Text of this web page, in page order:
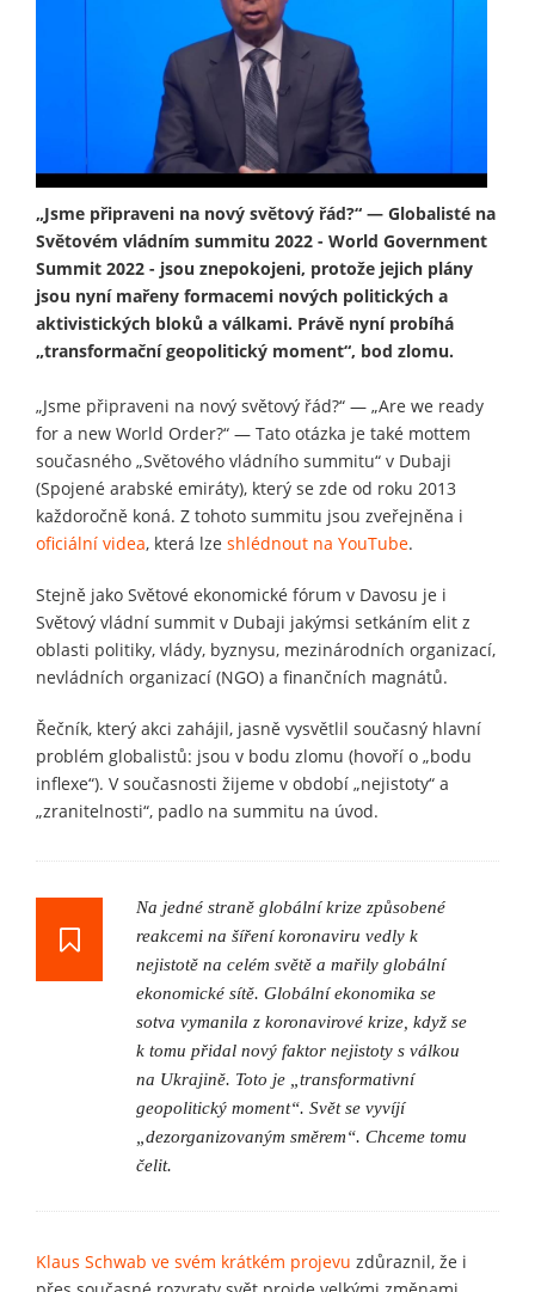
„Jsme připraveni na nový světový řád?“ — Globalisté na
Světovém vládním summitu 2022 - World Government
Summit 2022 - jsou znepokojeni, protože jejich plány
jsou nyní mařeny formacemi nových politických a
aktivistických bloků a válkami. Právě nyní probíhá
„transformační geopolitický moment“, bod zlomu.
„Jsme připraveni na nový světový řád?“ — ​​„Are we ready
for a new World Order?“ — ​​Tato otázka je také mottem
současného „Světového vládního summitu“ v Dubaji
(Spojené arabské emiráty), který se zde od roku 2013
každoročně koná. Z tohoto summitu jsou zveřejněna i
oficiální videa, která lze shlédnout na YouTube.
Stejně jako Světové ekonomické fórum v Davosu je i
Světový vládní summit v Dubaji jakýmsi setkáním elit z
oblasti politiky, vlády, byznysu, mezinárodních organizací,
nevládních organizací (NGO) a finančních magnátů.
Řečník, který akci zahájil, jasně vysvětlil současný hlavní
problém globalistů: jsou v bodu zlomu (hovoří o „bodu
inflexe“). V současnosti žijeme v období „nejistoty“ a
„zranitelnosti“, padlo na summitu na úvod.
Na jedné straně globální krize způsobené
reakcemi na šíření koronaviru vedly k
nejistotě na celém světě a mařily globální
ekonomické sítě. Globální ekonomika se
sotva vymanila z koronavirové krize, když se
k tomu přidal nový faktor nejistoty s válkou
na Ukrajině. Toto je „transformativní
geopolitický moment“. Svět se vyvíjí
„dezorganizovaným směrem“. Chceme tomu
čelit.
Klaus Schwab ve svém krátkém projevu zdůraznil, že i